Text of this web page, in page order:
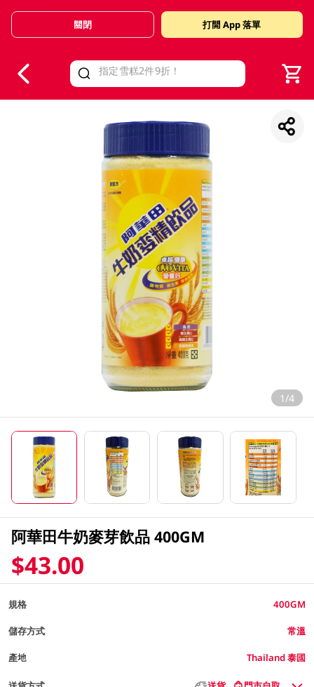
Valid Until 30 June 2026
關閉 打開 App 落單
1/4
阿華田牛奶麥芽飲品 400GM
$43.00
規格 400GM
儲存方式 常溫
產地 Thailand 泰國